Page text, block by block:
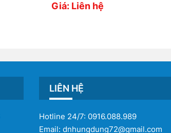
Giá: Liên hệ
LIÊN HỆ
Hotline 24/7: 0916.088.989
Email: dnhungdung72@gmail.com